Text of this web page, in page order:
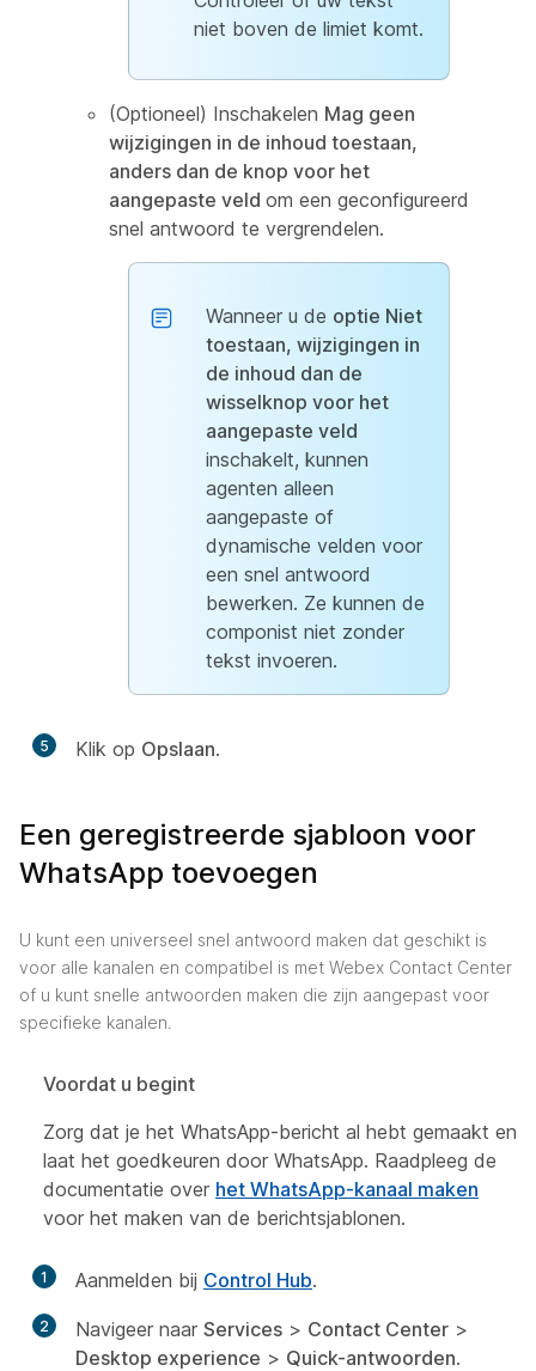
niet boven de limiet komt.
(Optioneel) Inschakelen Mag geen
wijzigingen in de inhoud toestaan,
anders dan de knop voor het
aangepaste veld om een geconfigureerd
snel antwoord te vergrendelen.
Wanneer u de optie Niet
toestaan, wijzigingen in
de inhoud dan de
wisselknop voor het
aangepaste veld
inschakelt, kunnen
agenten alleen
aangepaste of
dynamische velden voor
een snel antwoord
bewerken. Ze kunnen de
componist niet zonder
tekst invoeren.
5 Klik op Opslaan.
Een geregistreerde sjabloon voor
WhatsApp toevoegen
U kunt een universeel snel antwoord maken dat geschikt is
voor alle kanalen en compatibel is met Webex Contact Center
of u kunt snelle antwoorden maken die zijn aangepast voor
specifieke kanalen.
Voordat u begint
Zorg dat je het WhatsApp-bericht al hebt gemaakt en
laat het goedkeuren door WhatsApp. Raadpleeg de
documentatie over het WhatsApp-kanaal maken
voor het maken van de berichtsjablonen.
1 Aanmelden bij Control Hub.
2 Navigeer naar Services > Contact Center >
Desktop experience > Quick-antwoorden.